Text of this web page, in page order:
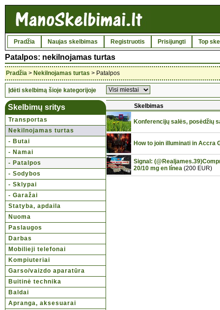
Pradžia Naujas skelbimas Registruotis Prisijungti Top
Patalpos: nekilnojamas turtas
Pradžia > Nekilnojamas turtas > Patalpos
Įdėti skelbimą šioje kategorijoje
Skelbimų sritys
Transportas
Nekilnojamas turtas
- Butai
- Namai
- Patalpos
- Sodybos
- Sklypai
- Garažai
Statyba, apdaila
Nuoma
Paslaugos
Darbas
Mobilieji telefonai
Kompiuteriai
Garso/vaizdo aparatūra
Buitinė technika
Baldai
Apranga, aksesuarai
Skelbimas
Konferencijų salės, posėdžių
How to join illuminati in Accra
Signal:
20/10 mg en línea (200 EUR)